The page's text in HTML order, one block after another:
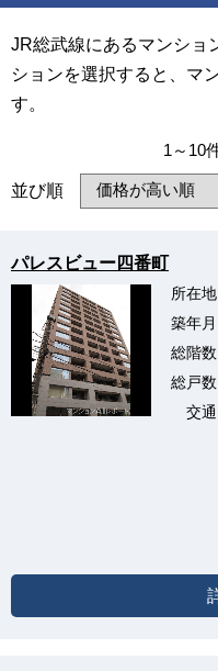
JR総武線にあるマンショ
ションを選択すると、マ
す。
1～10
並び順
パレスビュー四番町
所在地
築年月
総階数
総戸数
交通